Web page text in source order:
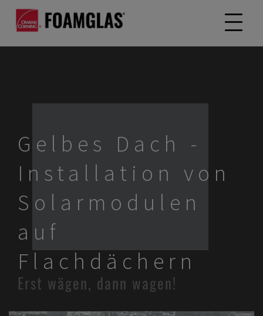
Gelbes Dach -
Installation von
Solarmodulen
auf
Flachdächern
Erst wägen, dann wagen!